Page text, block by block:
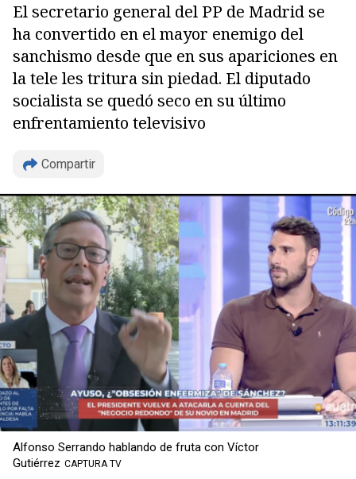
El secretario general del PP de Madrid se
ha convertido en el mayor enemigo del
sanchismo desde que en sus apariciones en
la tele les tritura sin piedad. El diputado
socialista se quedó seco en su último
enfrentamiento televisivo
Compartir
Copiar
Alfonso Serrando hablando de fruta con Víctor
Gutiérrez CAPTURA TV